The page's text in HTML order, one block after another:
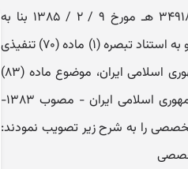
وزرای عضو کارگروه موضوع تصویب نامه شماره ۱۱۰۳۴/ ت۳۴۹۱۸ هـ مورخ ۹ / ۲ / ۱۳۸۵ بنا به
پیشنهاد معاونت برنامه ریزی و نظارت راهبردی رییس جمهور و به استناد تبصره (۱) ماده (۷۰) تنفیذی
قانون برنامه سوم توسعه اقتصادی، اجتماعی و فرهنگی جمهوری اسلامی ایران، موضوع ماده (۸۳)
قانون برنامه چهارم توسعه اقتصادی، اجتماعی و فرهنگی جمهوری اسلامی ایران - مصوب ۱۳۸۳-
را به شرح زیر تصویب نمودند: